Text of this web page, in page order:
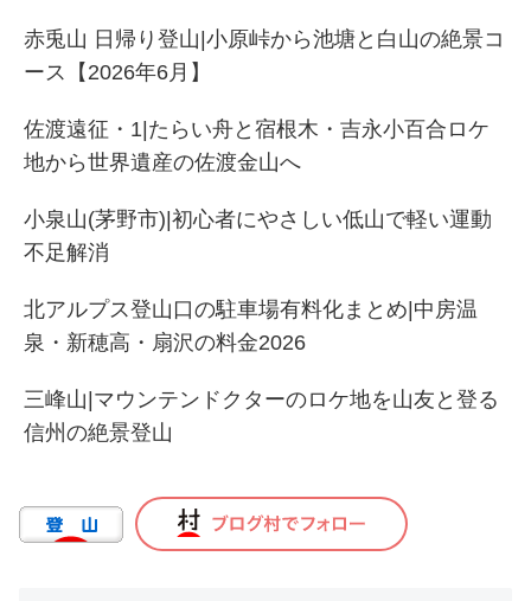
赤兎山 日帰り登山|小原峠から池塘と白山の絶景コ
ース【2026年6月】
佐渡遠征・1|たらい舟と宿根木・吉永小百合ロケ
地から世界遺産の佐渡金山へ
小泉山(茅野市)|初心者にやさしい低山で軽い運動
不足解消
北アルプス登山口の駐車場有料化まとめ|中房温
泉・新穂高・扇沢の料金2026
三峰山|マウンテンドクターのロケ地を山友と登る
信州の絶景登山